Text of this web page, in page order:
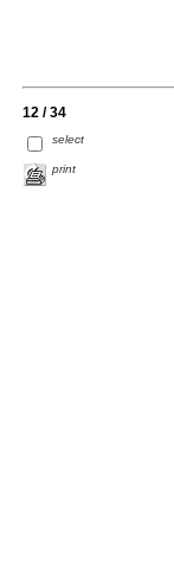
12 / 34
select
print